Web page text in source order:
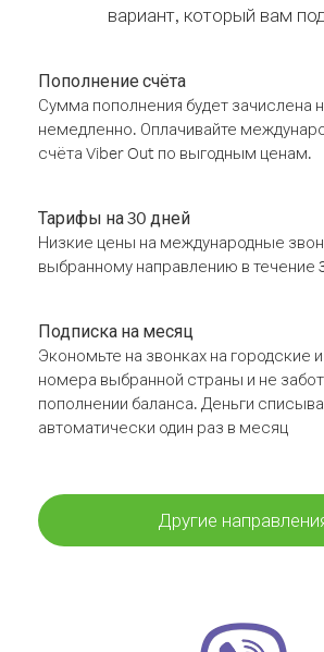
вариант, который вам
Пополнение счёта
Сумма пополнения будет зачислена
немедленно. Оплачивайте
счёта Viber Out по выгодным ценам.
Тарифы на 30 дней
Низкие цены на международные
выбранному направлению в течение
Подписка на месяц
Экономьте на звонках на городские
номера выбранной страны и не
пополнении баланса. Деньги
автоматически один раз в месяц
Другие